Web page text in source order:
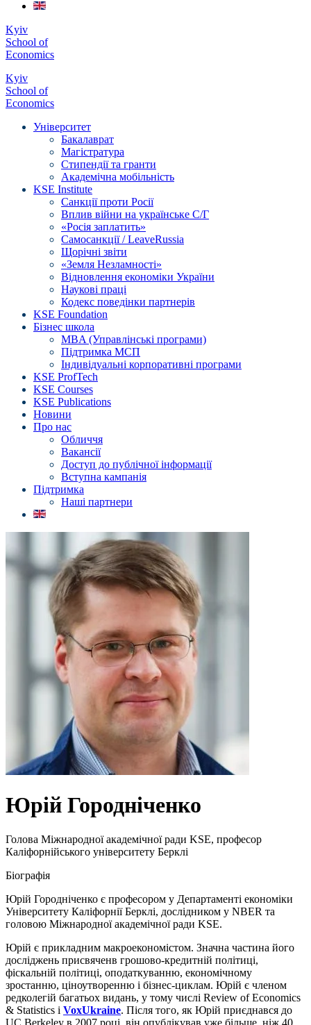
Kyiv
School of
Economics
Kyiv
School of
Economics
Університет
Бакалаврат
Магістратура
Стипендії та гранти
Академічна мобільність
KSE Institute
Санкції проти Росії
Вплив війни на українське С/Г
«Росія заплатить»
Самосанкції / LeaveRussia
Щорічні звіти
«Земля Незламності»
Відновлення економіки України
Наукові праці
Кодекс поведінки партнерів
KSE Foundation
Бізнес школа
MBA (Управлінські програми)
Підтримка МСП
Індивідуальні корпоративні програми
KSE ProfTech
KSE Courses
KSE Publications
Новини
Про нас
Обличчя
Вакансії
Доступ до публічної інформації
Вступна кампанія
Підтримка
Наші партнери
Юрій Городніченко
Голова Міжнародної академічної ради KSE, професор
Каліфорнійського університету Берклі
Біографія
Юрій Городніченко є професором у Департаменті економіки
Університету Каліфорнії Берклі, дослідником у NBER та
головою Міжнародної академічної ради KSE.
Юрій є прикладним макроекономістом. Значна частина його
досліджень присвяченв грошово-кредитній політиці,
фіскальній політиці, оподаткуванню, економічному
зростанню, ціноутворенню і бізнес-циклам. Юрій є членом
редколегій багатьох видань, у тому числі Review of Economics
& Statistics і VoxUkraine. Після того, як Юрій приєднався до
UC Berkeley в 2007 році, він опублікував уже більше, ніж 40